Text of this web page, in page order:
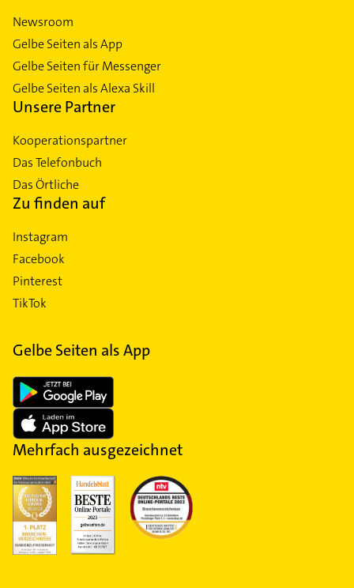
Newsroom
Gelbe Seiten als App
Gelbe Seiten für Messenger
Gelbe Seiten als Alexa Skill
Unsere Partner
Kooperationspartner
Das Telefonbuch
Das Örtliche
Zu finden auf
Instagram
Facebook
Pinterest
TikTok
Gelbe Seiten als App
Mehrfach ausgezeichnet